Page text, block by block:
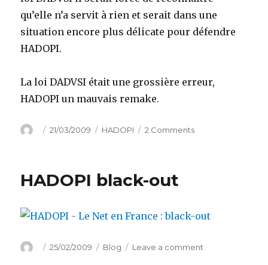
qu’elle n’a servit à rien et serait dans une
situation encore plus délicate pour défendre
HADOPI.
La loi DADVSI était une grossière erreur,
HADOPI un mauvais remake.
Author
Posted
21/03/2009 Categories
HADOPI 2 Commentson
DADVSI
HADOPI black-out
Author
Posted
25/02/2009 Categories
Blog Leave a comment